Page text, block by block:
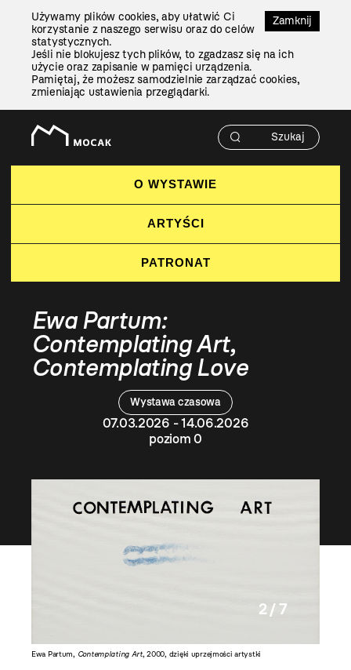
Zamknij
Używamy plików cookies, aby ułatwić Ci
korzystanie z naszego serwisu oraz do celów
statystycznych.
Jeśli nie blokujesz tych plików, to zgadzasz się na ich
użycie oraz zapisanie w pamięci urządzenia.
Pamiętaj, że możesz samodzielnie zarządzać cookies,
zmieniając ustawienia przeglądarki.
O WYSTAWIE
ARTYŚCI
PATRONAT
Wystawa czasowa
07.03.2026 - 14.06.2026
poziom 0
Ewa Partum:
Contemplating Art,
Contemplating Love
Ewa Partum, Contemplating Art, 2000, dzięki uprzejmości artystki
2 / 7